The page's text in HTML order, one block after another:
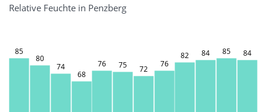
Relative Feuchte in Penzberg
85
80
74
68
76 75 72
76
82 84 85 84